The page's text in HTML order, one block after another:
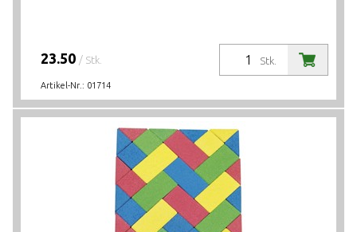
Stk.
23.50 / Stk.
Artikel-Nr.: 01714